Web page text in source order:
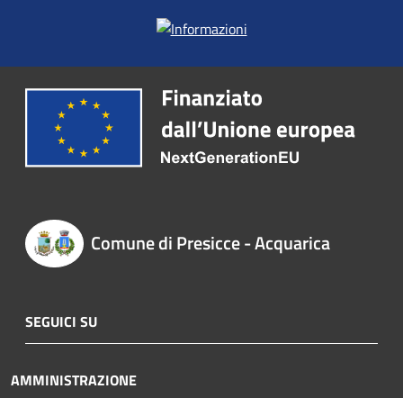
Comune di Presicce - Acquarica
SEGUICI SU
AMMINISTRAZIONE